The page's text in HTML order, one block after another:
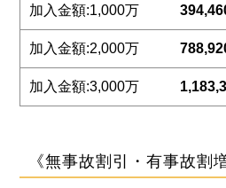
《無事故割引・有事故割